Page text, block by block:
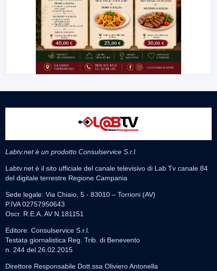
Labtv.net è un prodotto Consulservice S.r.l.
Labtv.net è il sito ufficiale del canale televisivo di Lab Tv canale 84
del digitale terrestre Regione Campania
Sede legale: Via Chiaio, 5 - 83010 – Torrioni (AV)
P.IVA 02757950643
Oscr. R.E.A. AV N.181151
Editore: Consulservice S.r.l.
Testata giornalistica Reg. Trib. di Benevento
n. 244 del 26.02.2015
Direttore Responsabile Dott.ssa Oliviero Antonella